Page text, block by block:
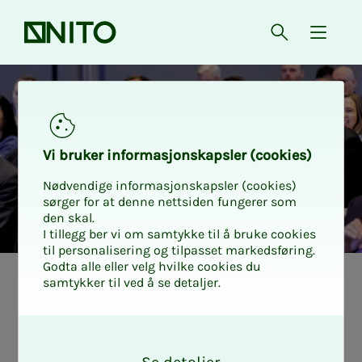
Forsiden Åpne søk
{
Sen­tra­­­le ta­riff­
Vi bru­­­ker in­­­for­­­ma­­­sjons­­­kaps­­­­­ler (cookies)
Nødvendige informasjonskapsler (cookies)
sørger for at denne nettsiden fungerer som
den skal.
I tillegg ber vi om samtykke til å bruke cookies
til personalisering og tilpasset markedsføring.
Godta alle eller velg hvilke cookies du
samtykker til ved å se detaljer.